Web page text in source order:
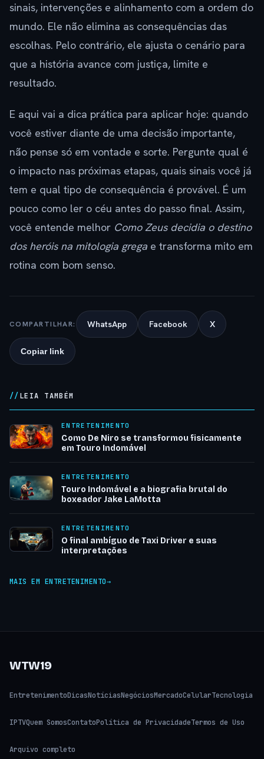
sinais, intervenções e alinhamento com a ordem do
mundo. Ele não elimina as consequências das
escolhas. Pelo contrário, ele ajusta o cenário para
que a história avance com justiça, limite e
resultado.
E aqui vai a dica prática para aplicar hoje: quando
você estiver diante de uma decisão importante,
não pense só em vontade e sorte. Pergunte qual é
o impacto nas próximas etapas, quais sinais você já
tem e qual tipo de consequência é provável. É um
pouco como ler o céu antes do passo final. Assim,
você entende melhor Como Zeus decidia o destino
dos heróis na mitologia grega e transforma mito em
rotina com bom senso.
COMPARTILHAR: WhatsApp Facebook X
Copiar link
LEIA TAMBÉM
ENTRETENIMENTO
Como De Niro se transformou fisicamente
em Touro Indomável
ENTRETENIMENTO
Touro Indomável e a biografia brutal do
boxeador Jake LaMotta
ENTRETENIMENTO
O final ambíguo de Taxi Driver e suas
interpretações
MAIS EM ENTRETENIMENTO
WTW19
EntretenimentoDicasNotíciasNegóciosMercadoCelularTecnologia
IPTVQuem SomosContatoPolítica de PrivacidadeTermos de Uso
Arquivo completo